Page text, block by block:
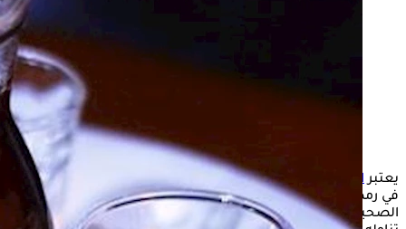
يعتبرالعرقسوس
من أكثر المشروبات التي يستهلكها الأشخاص
في رمضان، وذلك نظرًا لمذاقه اللذيذ، وغناه على العديد من الفوائد
الصحية، إلا أن استهلاكه قد يكون له بعض الأضرار، خاصة عند